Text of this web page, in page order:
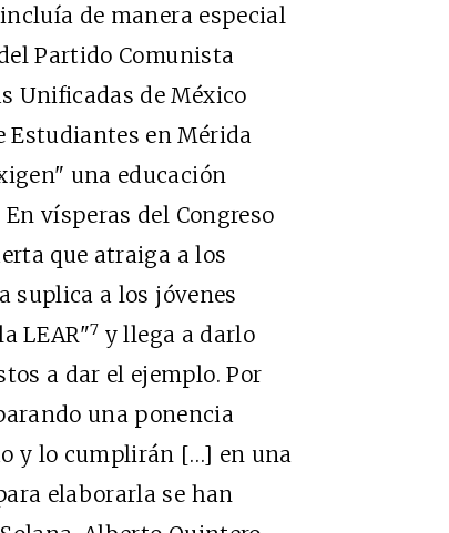
de manera especial
Partido Comunista
Unificadas de México
Estudiantes en Mérida
una educación
vísperas del Congreso
que atraiga a los
suplica a los jóvenes
LEAR"7 y llega a darlo
a dar el ejemplo. Por
una ponencia
y lo cumplirán […] en una
elaborarla se han